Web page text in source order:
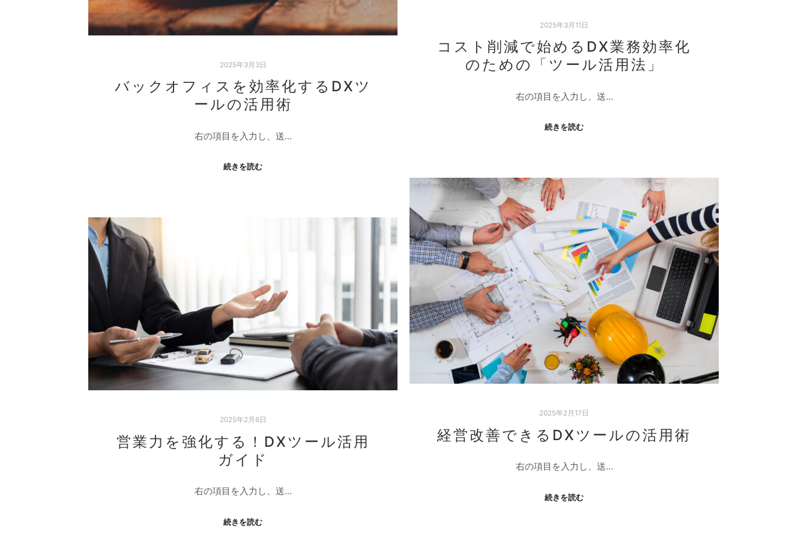
2025年3月11日
コスト削減で始めるDX業務効率化
のための「ツール活用法」
右の項目を入力し、送…
続きを読む
2025年3月3日
バックオフィスを効率化するDXツ
ールの活用術
右の項目を入力し、送…
続きを読む
2025年2月17日
経営改善できるDXツールの活用術
右の項目を入力し、送…
続きを読む
2025年2月6日
営業力を強化する！DXツール活用
ガイド
右の項目を入力し、送…
続きを読む